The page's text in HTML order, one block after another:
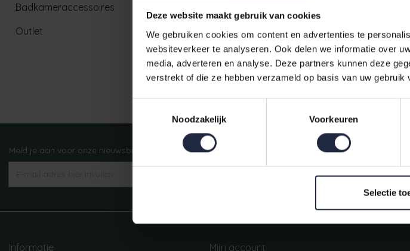
Deze website maakt gebruik van cookies
We gebruiken cookies om content en advertenties te
websiteverkeer te analyseren. Ook delen we informatie over
media, adverteren en analyse. Deze partners kunnen deze
verstrekt of die ze hebben verzameld op basis van uw gebruik
Noodzakelijk
Voorkeuren
Selectie
Badkameraccessoires
Outlet
Ruim aanbod badtextiel Indien op voorraad, op
Meld je aan voor onze nieuwsbrief! Mijn account
Snel regelen in je account.
retourneer een artikel.
Informatie Mijn account